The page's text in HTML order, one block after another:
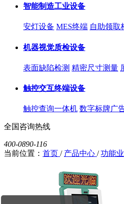
智能制造工业设备
安灯设备 MES终端 自助领取
机器视觉质检设备
表面缺陷检测 精密尺寸测量
触控交互终端设备
触控查询一体机 数字标牌广
全国咨询热线
400-0890-116
当前位置： 首页 / 产品中心 /功能